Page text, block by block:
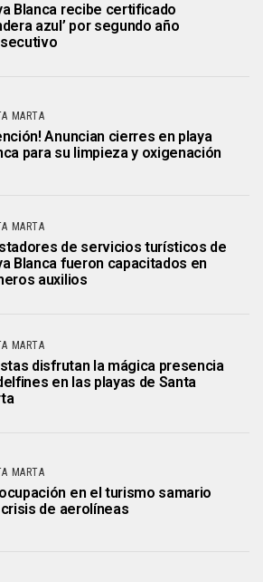
Blanca recibe certificado
azul’ por segundo año
MARTA
Anuncian cierres en playa
para su limpieza y oxigenación
MARTA
de servicios turísticos de
Blanca fueron capacitados en
auxilios
MARTA
disfrutan la mágica presencia
en las playas de Santa
MARTA
en el turismo samario
de aerolíneas